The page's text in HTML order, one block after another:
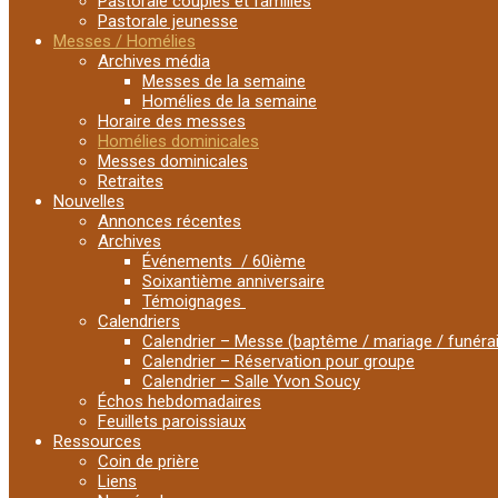
Pastorale jeunesse
Messes / Homélies
Archives média
Messes de la semaine
Homélies de la semaine
Horaire des messes
Homélies dominicales
Messes dominicales
Retraites
Nouvelles
Annonces récentes
Archives
Événements / 60ième
Soixantième anniversaire
Témoignages
Calendriers
Calendrier – Messe (baptême / mariage /
Calendrier – Réservation pour groupe
Calendrier – Salle Yvon Soucy
Échos hebdomadaires
Feuillets paroissiaux
Ressources
Coin de prière
Liens